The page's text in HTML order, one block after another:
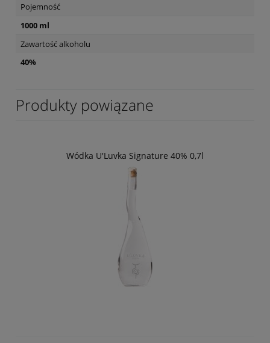
Pojemność
1000 ml
Zawartość alkoholu
40%
Produkty powiązane
Wódka U'Luvka Signature 40% 0,7l